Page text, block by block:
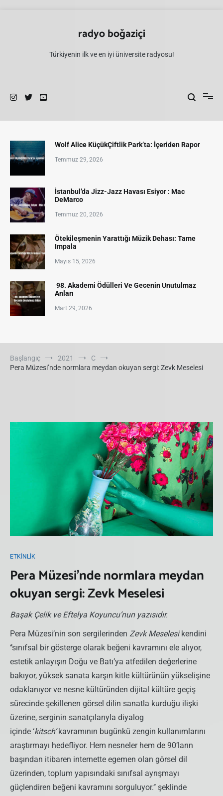
radyo boğaziçi
Türkiyenin ilk ve en iyi üniversite radyosu!
Wolf Alice KüçükÇiftlik Park’ta: İçeriden Rapor
Temmuz 29, 2026
İstanbul’da Jizz-Jazz Havası Esiyor : Mac
DeMarco
Temmuz 20, 2026
Ötekileşmenin Yarattığı Müzik Dehası: Tame
Impala
Mayıs 15, 2026
98. Akademi Ödülleri Ve Gecenin Unutulmaz
Anları
Mart 29, 2026
Başlangıç 2021
C
Pera Müzesi’nde normlara meydan okuyan sergi: Zevk Meselesi
ETKINLIK
Pera Müzesi’nde normlara meydan
okuyan sergi: Zevk Meselesi
Başak Çelik ve Eftelya Koyuncu’nun yazısıdır.
Pera Müzesi’nin son sergilerinden Zevk Meselesikendini
‘’sınıfsal bir gösterge olarak beğeni kavramını ele alıyor,
estetik anlayışın Doğu ve Batı’ya atfedilen değerlerine
bakıyor, yüksek sanata karşın kitle kültürünün yükselişine
odaklanıyor ve nesne kültüründen dijital kültüre geçiş
sürecinde şekillenen görsel dilin sanatla kurduğu ilişki
üzerine, serginin sanatçılarıyla diyalog
içinde ‘kitsch’kavramının bugünkü zengin kullanımlarını
araştırmayı hedefliyor. Hem nesneler hem de 90’ların
başından itibaren internette egemen olan görsel dil
üzerinden, toplum yapısındaki sınıfsal ayrışmayı
güçlendiren beğeni kavramını sorguluyor.’’ şeklinde